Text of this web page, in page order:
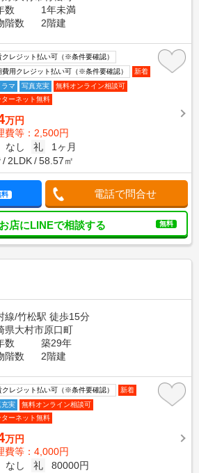
数
1年未満
階数
2階建
クレジット払い可（※条件要確認）
費用クレジット払い可（※条件要確認）
新着
ラマ
写真充実
無料オンライン相談可
ターネット無料
万円
費等：2,500円
なし 礼
1ヶ月
2LDK 58.57㎡
料 電話で問合せ
お店にLINEで相談する 無料
線/竹松駅 徒歩15分
県大村市原口町
数
築29年
階数
2階建
クレジット払い可（※条件要確認）
新着
充実
無料オンライン相談可
ターネット無料
万円
費等：4,000円
なし 礼
80000円